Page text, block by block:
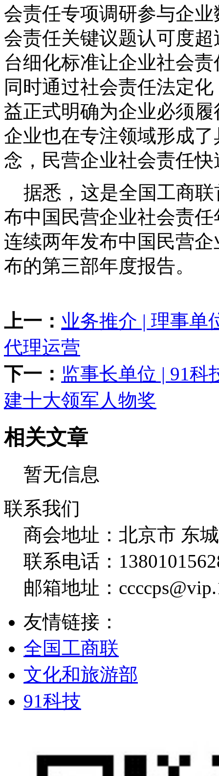
会责任专项调研参与企
会责任关键议题认可度
台细化标准让企业社会
同时通过社会责任法定
益正式明确为企业必须
企业也在专注领域形成
念，民营企业社会责任
据悉，这是全国工商联
布中国民营企业社会责
连续两年发布中国民营
布的第三部年度报告。
上一： 业务推介 | 理事单
代理运营
下一： 监事长单位 | 91
建十大领军人物奖
相关文章
暂无信息
联系我们
商会地址： 北京市 东
联系电话：
邮箱地址：
友情链接：
全国工商联
文化和旅游部
91科技